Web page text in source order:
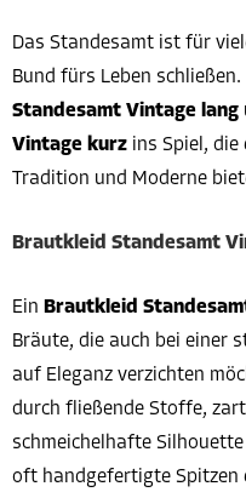
Das Standesamt ist für
Bund fürs Leben schließen.
Standesamt Vintage lang
Vintage kurz ins Spiel, die
Tradition und Moderne
Brautkleid Standesamt
Ein Brautkleid
Bräute, die auch bei einer
auf Eleganz verzichten
durch fließende Stoffe,
schmeichelhafte
oft handgefertigte Spitzen